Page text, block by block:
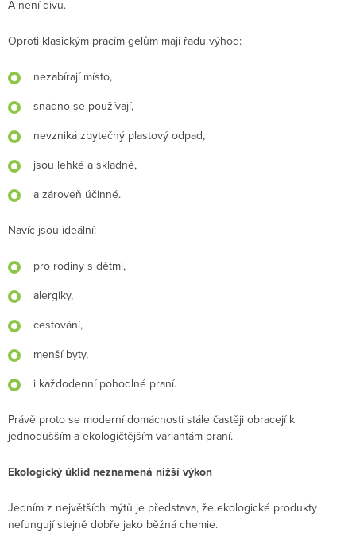
A není divu.
Oproti klasickým pracím gelům mají řadu výhod:
nezabírají místo,
snadno se používají,
nevzniká zbytečný plastový odpad,
jsou lehké a skladné,
a zároveň účinné.
Navíc jsou ideální:
pro rodiny s dětmi,
alergiky,
cestování,
menší byty,
i každodenní pohodlné praní.
Právě proto se moderní domácnosti stále častěji obracejí k
jednodušším a ekologičtějším variantám praní.
Ekologický úklid neznamená nižší výkon
Jedním z největších mýtů je představa, že ekologické produkty
nefungují stejně dobře jako běžná chemie.